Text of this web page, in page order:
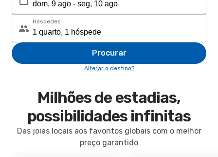
Hóspedes
Procurar
Alterar o destino?
Milhões de estadias,
possibilidades infinitas
Das joias locais aos favoritos globais com o melhor
preço garantido